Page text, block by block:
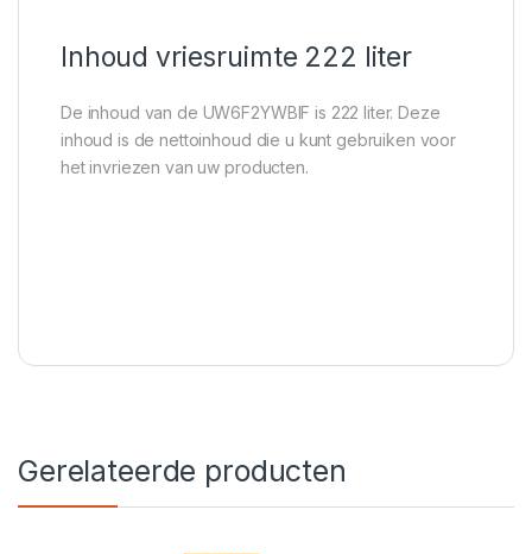
Inhoud vriesruimte 222 liter
De inhoud van de UW6F2YWBIF is 222 liter. Deze
inhoud is de nettoinhoud die u kunt gebruiken voor
het invriezen van uw producten.
Gerelateerde producten